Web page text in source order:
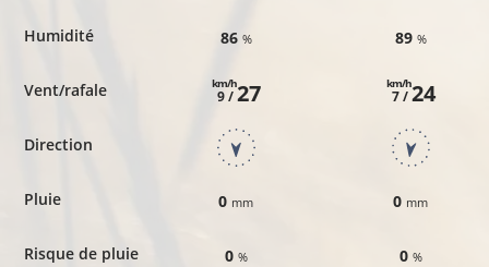
Humidité
Vent/rafale
Direction
Pluie
Risque de pluie
86 %
9 /
km/h27
0 mm
0 %
89 %
7 /
km/h24
0 mm
0 %